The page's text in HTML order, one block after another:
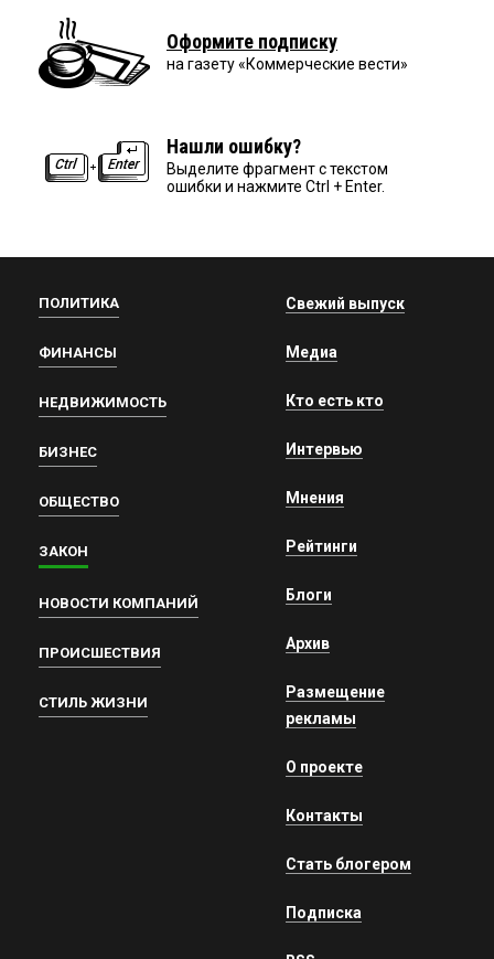
Оформите подписку
на газету «Коммерческие вести»
Нашли ошибку?
Выделите фрагмент с текстом
ошибки и нажмите Ctrl + Enter.
ПОЛИТИКА
ФИНАНСЫ
НЕДВИЖИМОСТЬ
БИЗНЕС
ОБЩЕСТВО
ЗАКОН
НОВОСТИ КОМПАНИЙ
ПРОИСШЕСТВИЯ
СТИЛЬ ЖИЗНИ
Свежий выпуск
Медиа
Кто есть кто
Интервью
Мнения
Рейтинги
Блоги
Архив
Размещение
рекламы
О проекте
Контакты
Стать блогером
Подписка